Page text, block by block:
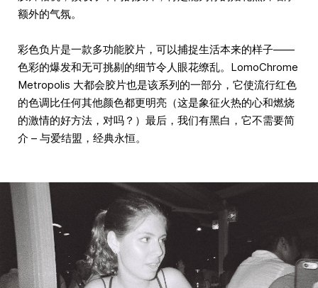
额外的气氛。
彩色负片是一款多功能胶片，可以捕捉生活本来的样子——
色彩的爆发和无可挑剔的细节令人眼花缭乱。LomoChrome
Metropolis 大都会胶片也是该系列的一部分，它使流行红色
的色调比任何其他颜色都更明亮（这是象征火热的心和燃烧
的激情的好方法，对吗？）最后，我们有黑白，它不需要简
介 – 与爱结盟，经典永恒。